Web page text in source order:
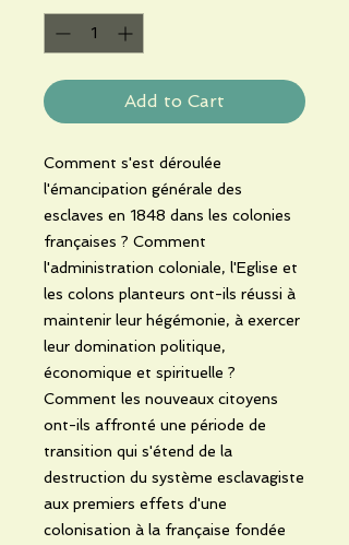
Add to Cart
Comment s'est déroulée
l'émancipation générale des
esclaves en 1848 dans les colonies
françaises ? Comment
l'administration coloniale, l'Eglise et
les colons planteurs ont-ils réussi à
maintenir leur hégémonie, à exercer
leur domination politique,
économique et spirituelle ?
Comment les nouveaux citoyens
ont-ils affronté une période de
transition qui s'étend de la
destruction du système esclavagiste
aux premiers effets d'une
colonisation à la française fondée